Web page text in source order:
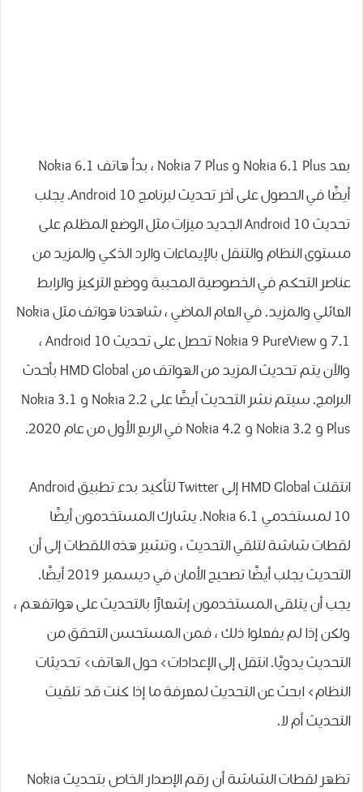
بعد Nokia 6.1 Plus و Nokia 7 Plus ، بدأ هاتف Nokia 6.1
أيضًا في الحصول على آخر تحديث لبرنامج Android 10. يجلب
تحديث Android 10 الجديد ميزات مثل الوضع المظلم على
مستوى النظام والتنقل بالإيماءات والرد الذكي والمزيد من
عناصر التحكم في الخصوصية المحببة ووضع التركيز والرابط
العائلي والمزيد. في العام الماضي ، شاهدنا هواتف مثل Nokia
7.1 و Nokia 9 PureView تحصل على تحديث Android 10 ،
والآن يتم تحديث المزيد من الهواتف من HMD Global بأحدث
البرامج. سيتم نشر التحديث أيضًا على Nokia 2.2 و Nokia 3.1
Plus و Nokia 3.2 و Nokia 4.2 في الربع الأول من عام 2020.
انتقلت HMD Global إلى Twitter لتأكيد بدء تطبيق Android
10 لمستخدمي Nokia 6.1. يشارك المستخدمون أيضًا
لقطات شاشة لتلقي التحديث ، وتشير هذه اللقطات إلى أن
التحديث يجلب أيضًا تصحيح الأمان في ديسمبر 2019 أيضًا.
يجب أن يتلقى المستخدمون إشعارًا بالتحديث على هواتفهم ،
ولكن إذا لم يفعلوا ذلك ، فمن المستحسن التحقق من
التحديث يدويًا. انتقل إلى الإعدادات> حول الهاتف> تحديثات
النظام> ابحث عن التحديث لمعرفة ما إذا كنت قد تلقيت
التحديث أم لا.
تظهر لقطات الشاشة أن رقم الإصدار الخاص بتحديث Nokia